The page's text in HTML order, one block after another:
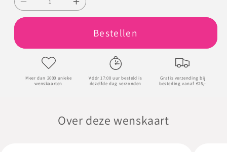
Aantal
verlagen
Houd
moed
Aantal
verhogen
voor
Houd
Bestellen
Meer dan 2000 unieke
wenskaarten
Vóór 17:00 uur besteld is
dezelfde dag verzonden
Gratis verzending bij
besteding vanaf €25,-
Over deze wenskaart